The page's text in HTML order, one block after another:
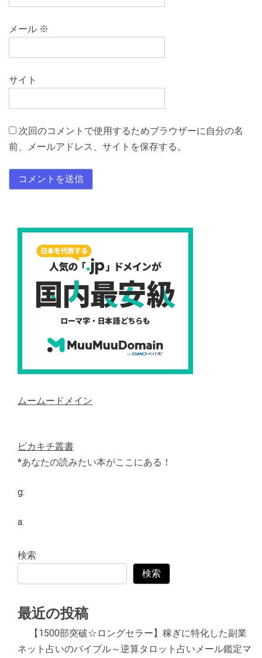
メール ※
サイト
次回のコメントで使用するためブラウザーに自分の名
前、メールアドレス、サイトを保存する。
ムームードメイン
ピカキチ叢書
*あなたの読みたい本がここにある！
g:
a:
検索
検索
最近の投稿
【1500部突破☆ロングセラー】稼ぎに特化した副業
ネット占いのバイブル～逆算タロット占いメール鑑定マ